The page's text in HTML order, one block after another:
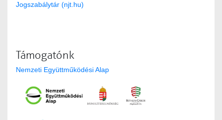
Jogszabálytár (njt.hu)
Támogatónk
Nemzeti Együttműködési Alap